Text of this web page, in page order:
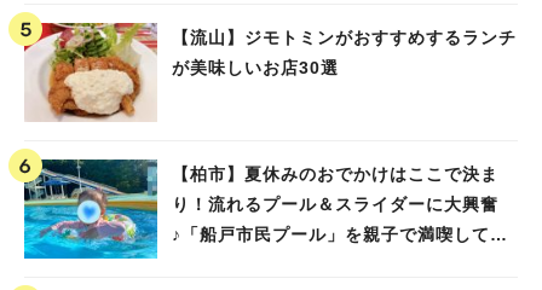
【流山】ジモトミンがおすすめするランチ
が美味しいお店30選
【柏市】夏休みのおでかけはここで決ま
り！流れるプール＆スライダーに大興奮
♪「船戸市民プール」を親子で満喫してき